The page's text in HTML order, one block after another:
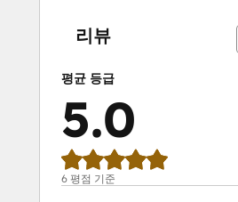
리뷰
평균 등급
5.0
6 평점 기준